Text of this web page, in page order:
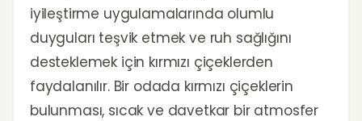
iyileştirme uygulamalarında olumlu
duyguları teşvik etmek ve ruh sağlığını
desteklemek için kırmızı çiçeklerden
faydalanılır. Bir odada kırmızı çiçeklerin
bulunması, sıcak ve davetkar bir atmosfer